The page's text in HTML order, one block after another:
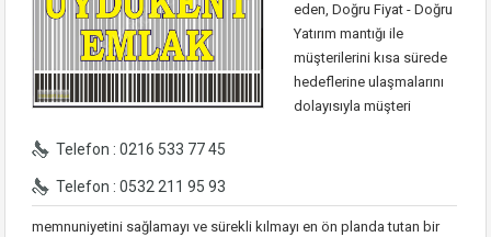
Telefon : 0216 533 77 45
Telefon : 0532 211 95 93
eden, Doğru Fiyat - Doğru
Yatırım mantığı ile
müşterilerini kısa sürede
hedeflerine ulaşmalarını
dolayısıyla müşteri
memnuniyetini sağlamayı ve sürekli kılmayı en ön planda tutan bir